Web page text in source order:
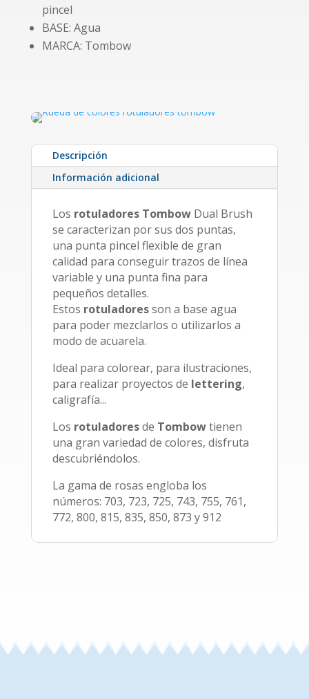
rosas)
cantidad
pincel
BASE: Agua
MARCA: Tombow
Descripción
Información adicional
Los rotuladores TombowDual Brush
se caracterizan por sus dos puntas,
una punta pincel flexible de gran
calidad para conseguir trazos de línea
variable y una punta fina para
pequeños detalles.
Estos rotuladoresson a base agua
para poder mezclarlos o utilizarlos a
modo de acuarela.
Ideal para colorear, para ilustraciones,
para realizar proyectos de lettering,
caligrafía...
Los rotuladoresde Tombowtienen
una gran variedad de colores, disfruta
descubriéndolos.
La gama de rosas engloba los
números: 703, 723, 725, 743, 755, 761,
772, 800, 815, 835, 850, 873 y 912